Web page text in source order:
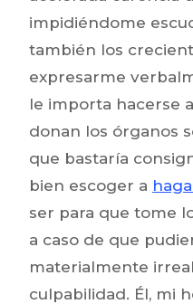
impidiéndome
también los
expresarme
le importa hacerse
donan los órganos
que bastaría
bien escoger a
ser para que tome
a caso de que
materialmente
culpabilidad. Él, mi